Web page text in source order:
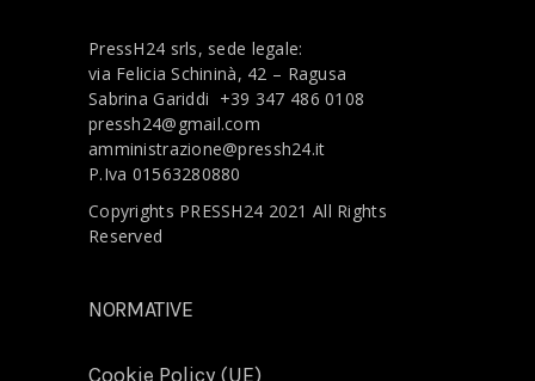
PressH24 srls, sede legale:
via Felicia Schininà, 42 – Ragusa
Sabrina Gariddi +39 347 486 0108
pressh24@gmail.com
amministrazione@pressh24.it
P.Iva 01563280880
Copyrights PRESSH24 2021 All Rights
Reserved
NORMATIVE
Cookie Policy (UE)